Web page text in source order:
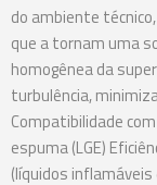
do ambiente
que a tornam uma
homogênea da
turbulência,
Compatibilidade
espuma (LGE)
(líquidos